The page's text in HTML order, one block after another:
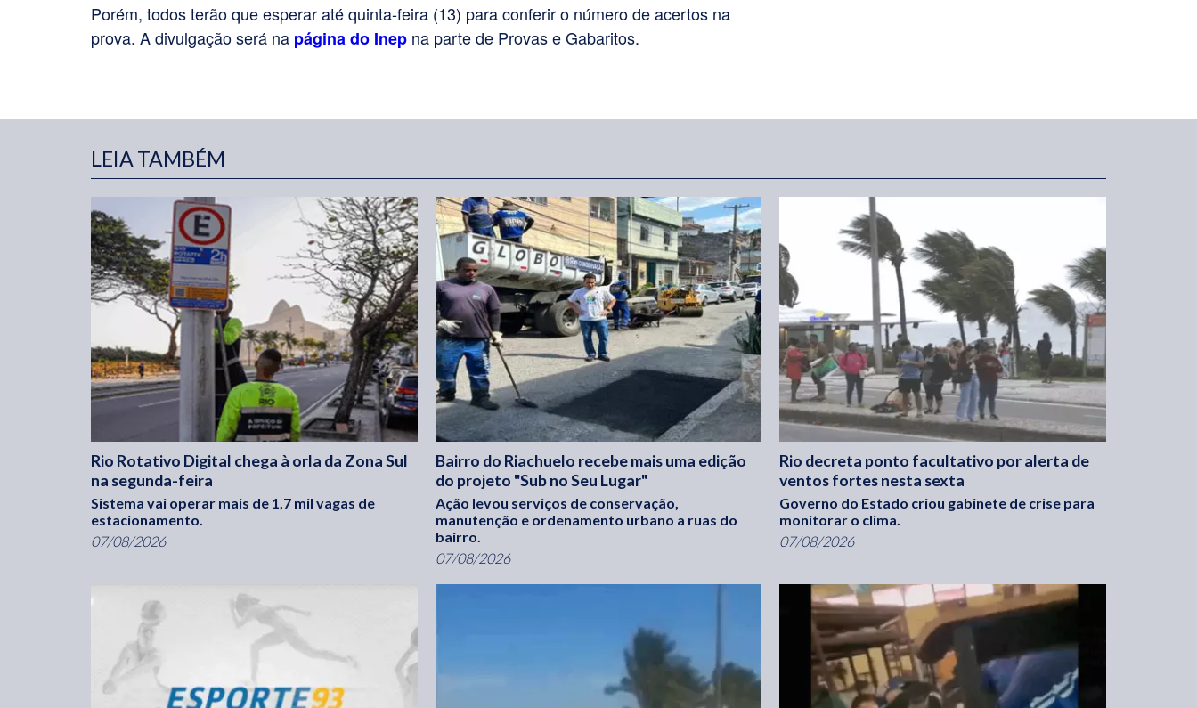
Porém, todos terão que esperar até quinta-feira (13) para conferir o número de acertos na
prova. A divulgação será na página do Inep na parte de Provas e Gabaritos.
LEIA TAMBÉM
Rio Rotativo Digital chega à orla da Zona Sul
na segunda-feira
Sistema vai operar mais de 1,7 mil vagas de
estacionamento.
07/08/2026
Bairro do Riachuelo recebe mais uma edição
do projeto "Sub no Seu Lugar"
Ação levou serviços de conservação,
manutenção e ordenamento urbano a ruas do
bairro.
07/08/2026
Rio decreta ponto facultativo por alerta de
ventos fortes nesta sexta
Governo do Estado criou gabinete de crise para
monitorar o clima.
07/08/2026